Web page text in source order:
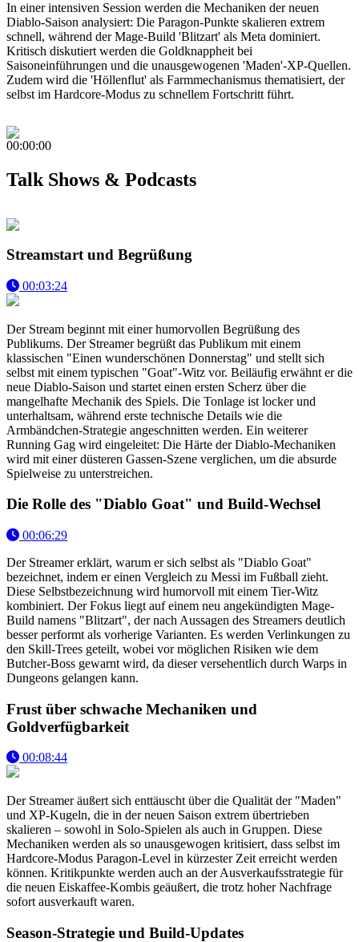
In einer intensiven Session werden die Mechaniken der neuen
Diablo-Saison analysiert: Die Paragon-Punkte skalieren extrem
schnell, während der Mage-Build 'Blitzart' als Meta dominiert.
Kritisch diskutiert werden die Goldknappheit bei
Saisoneinführungen und die unausgewogenen 'Maden'-XP-Quellen.
Zudem wird die 'Höllenflut' als Farmmechanismus thematisiert, der
selbst im Hardcore-Modus zu schnellem Fortschritt führt.
00:00:00
Talk Shows & Podcasts
Streamstart und Begrüßung
00:03:24
Der Stream beginnt mit einer humorvollen Begrüßung des
Publikums. Der Streamer begrüßt das Publikum mit einem
klassischen "Einen wunderschönen Donnerstag" und stellt sich
selbst mit einem typischen "Goat"-Witz vor. Beiläufig erwähnt er die
neue Diablo-Saison und startet einen ersten Scherz über die
mangelhafte Mechanik des Spiels. Die Tonlage ist locker und
unterhaltsam, während erste technische Details wie die
Armbändchen-Strategie angeschnitten werden. Ein weiterer
Running Gag wird eingeleitet: Die Härte der Diablo-Mechaniken
wird mit einer düsteren Gassen-Szene verglichen, um die absurde
Spielweise zu unterstreichen.
Die Rolle des "Diablo Goat" und Build-Wechsel
00:06:29
Der Streamer erklärt, warum er sich selbst als "Diablo Goat"
bezeichnet, indem er einen Vergleich zu Messi im Fußball zieht.
Diese Selbstbezeichnung wird humorvoll mit einem Tier-Witz
kombiniert. Der Fokus liegt auf einem neu angekündigten Mage-
Build namens "Blitzart", der nach Aussagen des Streamers deutlich
besser performt als vorherige Varianten. Es werden Verlinkungen zu
den Skill-Trees geteilt, wobei vor möglichen Risiken wie dem
Butcher-Boss gewarnt wird, da dieser versehentlich durch Warps in
Dungeons gelangen kann.
Frust über schwache Mechaniken und
Goldverfügbarkeit
00:08:44
Der Streamer äußert sich enttäuscht über die Qualität der "Maden"
und XP-Kugeln, die in der neuen Saison extrem übertrieben
skalieren – sowohl in Solo-Spielen als auch in Gruppen. Diese
Mechaniken werden als so unausgewogen kritisiert, dass selbst im
Hardcore-Modus Paragon-Level in kürzester Zeit erreicht werden
können. Kritikpunkte werden auch an der Ausverkaufsstrategie für
die neuen Eiskaffee-Kombis geäußert, die trotz hoher Nachfrage
sofort ausverkauft waren.
Season-Strategie und Build-Updates